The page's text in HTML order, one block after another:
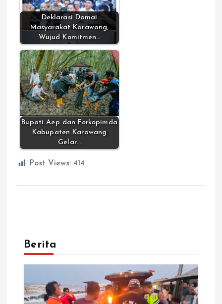
Deklarasi Damai
Masyarakat Karawang,
Wujud Komitmen…
Bupati Aep dan Forkopimda
Kabupaten Karawang
Gelar…
Post Views: 414
Berita